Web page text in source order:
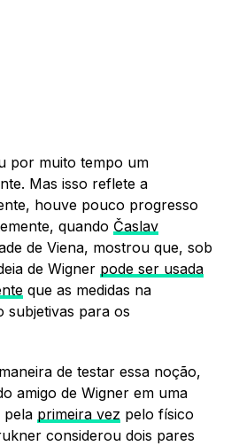
por muito tempo um
Mas isso reflete a
houve pouco progresso
quando Časlav
de Viena, mostrou que, sob
de Wigner pode ser usada
que as medidas na
subjetivas para os
de testar essa noção,
amigo de Wigner em uma
pela primeira vez pelo físico
considerou dois pares